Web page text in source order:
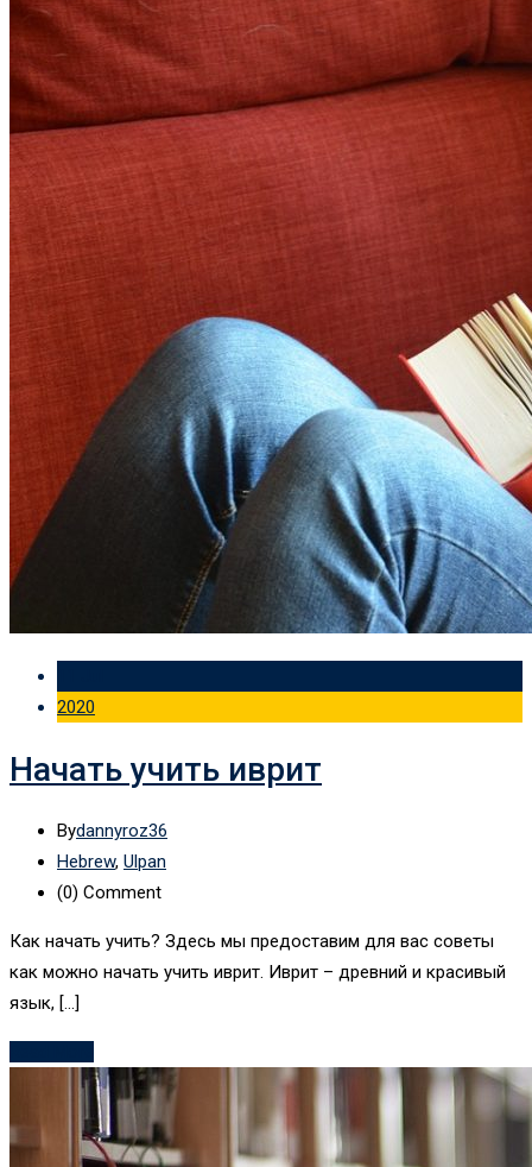
2020
Начать учить иврит
Bydannyroz36
Hebrew, Ulpan
(0) Comment
Как начать учить? Здесь мы предоставим для вас советы
как можно начать учить иврит. Иврит – древний и красивый
язык, […]